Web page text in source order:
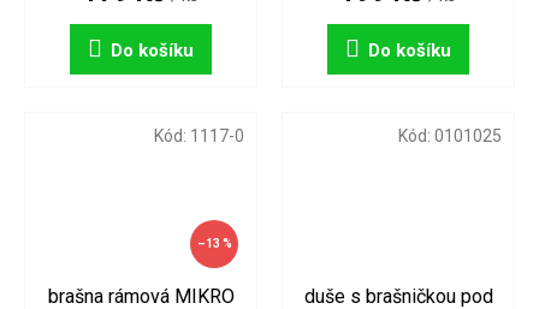
Do košíku Do košíku
–13 %
brašna rámová MIKRO
Kód: 1117-0
duše s brašničkou pod
Kód: 0101025